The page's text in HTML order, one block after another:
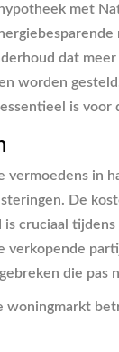
met
dat
worden
is voor
in
De
cruciaal
die pas